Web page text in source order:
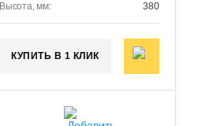
Высота, мм:
380
КУПИТЬ В 1 КЛИК